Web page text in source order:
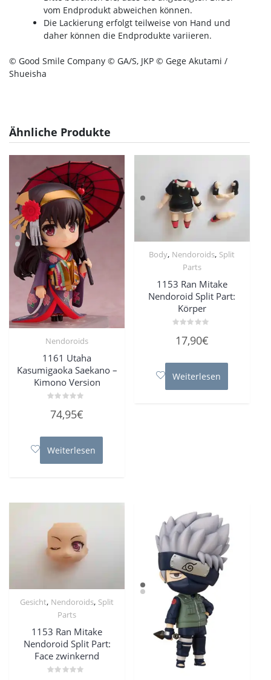
vom Endprodukt abweichen können.
Die Lackierung erfolgt teilweise von Hand und
daher können die Endprodukte variieren.
© Good Smile Company © GA/S, JKP © Gege Akutami /
Shueisha
Ähnliche Produkte
Nendoroids
1161 Utaha
Kasumigaoka Saekano –
Kimono Version
mit
5
74,95€
Weiterlesen
Body, Nendoroids, Split
Parts
1153 Ran Mitake
Nendoroid Split Part:
Körper
mit
5
17,90€
Weiterlesen
Gesicht, Nendoroids, Split
Parts
1153 Ran Mitake
Nendoroid Split Part:
Face zwinkernd